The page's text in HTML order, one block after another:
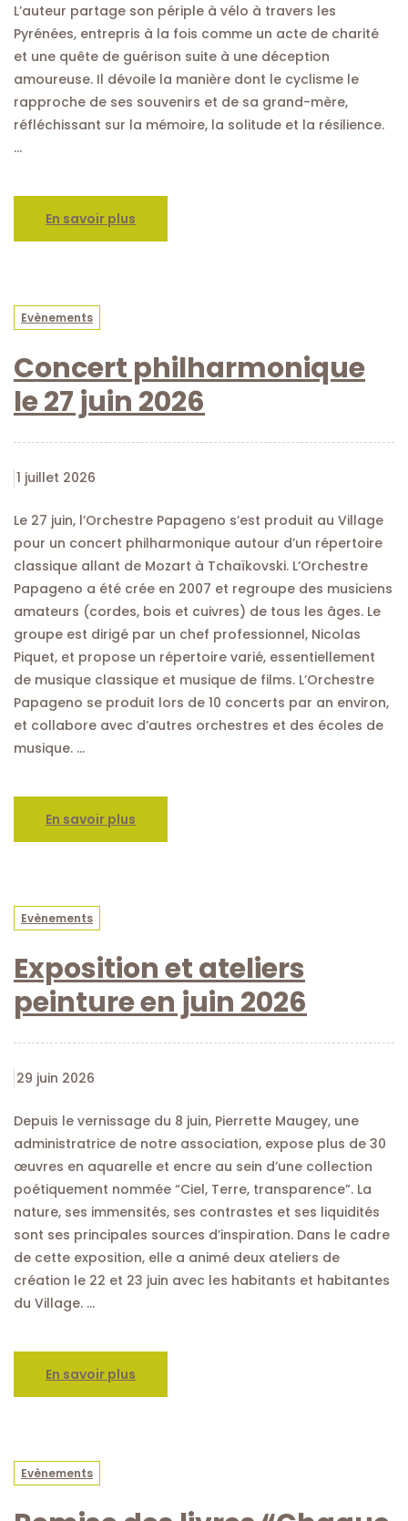
L’auteur partage son périple à vélo à travers les
Pyrénées, entrepris à la fois comme un acte de charité
et une quête de guérison suite à une déception
amoureuse. Il dévoile la manière dont le cyclisme le
rapproche de ses souvenirs et de sa grand-mère,
réfléchissant sur la mémoire, la solitude et la résilience.
…
En savoir plus
Evènements
Concert philharmonique
le 27 juin 2026
1 juillet 2026
Le 27 juin, l’Orchestre Papageno s’est produit au Village
pour un concert philharmonique autour d’un répertoire
classique allant de Mozart à Tchaïkovski. L’Orchestre
Papageno a été crée en 2007 et regroupe des musiciens
amateurs (cordes, bois et cuivres) de tous les âges. Le
groupe est dirigé par un chef professionnel, Nicolas
Piquet, et propose un répertoire varié, essentiellement
de musique classique et musique de films. L’Orchestre
Papageno se produit lors de 10 concerts par an environ,
et collabore avec d’autres orchestres et des écoles de
musique. …
En savoir plus
Evènements
Exposition et ateliers
peinture en juin 2026
29 juin 2026
Depuis le vernissage du 8 juin, Pierrette Maugey, une
administratrice de notre association, expose plus de 30
œuvres en aquarelle et encre au sein d’une collection
poétiquement nommée “Ciel, Terre, transparence”. La
nature, ses immensités, ses contrastes et ses liquidités
sont ses principales sources d’inspiration. Dans le cadre
de cette exposition, elle a animé deux ateliers de
création le 22 et 23 juin avec les habitants et habitantes
du Village. …
En savoir plus
Evènements